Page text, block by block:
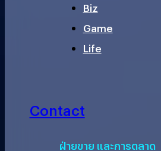
Biz
Game
Life
Contact
ฝ่ายขาย และการตลาด